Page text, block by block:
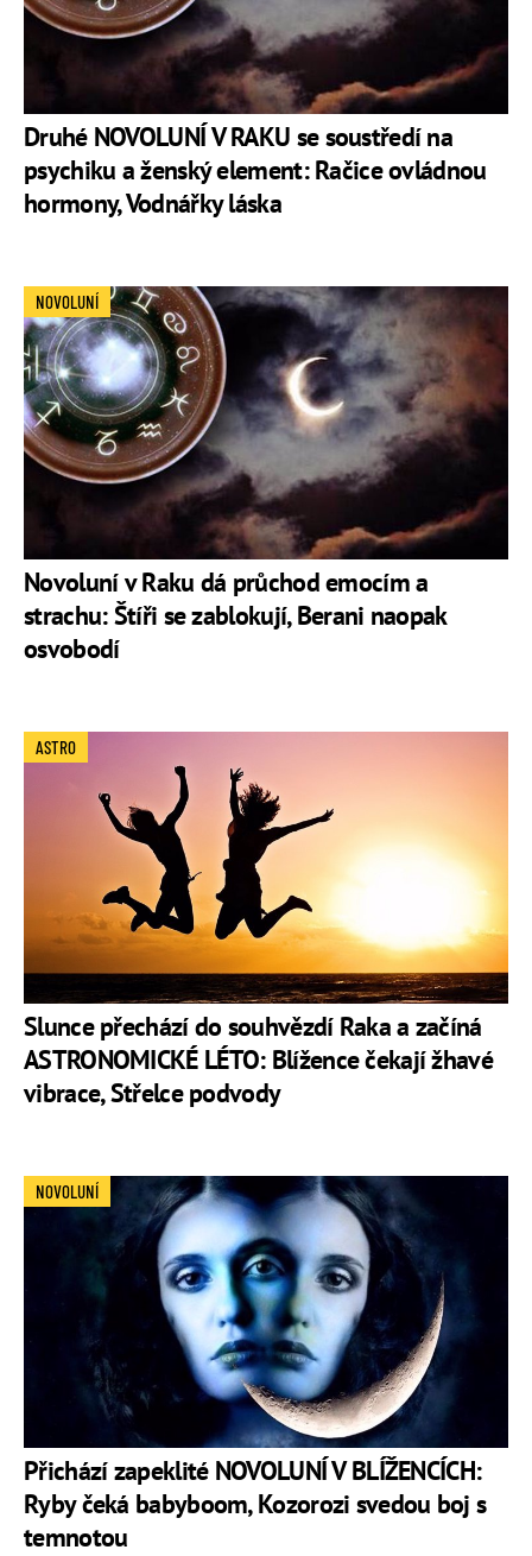
Druhé NOVOLUNÍ V RAKU se soustředí na
psychiku a ženský element: Račice ovládnou
hormony, Vodnářky láska
Novoluní v Raku dá průchod emocím a
strachu: Štíři se zablokují, Berani naopak
osvobodí
NOVOLUNÍ
Slunce přechází do souhvězdí Raka a začíná
ASTRONOMICKÉ LÉTO: Blížence čekají žhavé
vibrace, Střelce podvody
ASTRO
Přichází zapeklité NOVOLUNÍ V BLÍŽENCÍCH:
Ryby čeká babyboom, Kozorozi svedou boj s
temnotou
NOVOLUNÍ